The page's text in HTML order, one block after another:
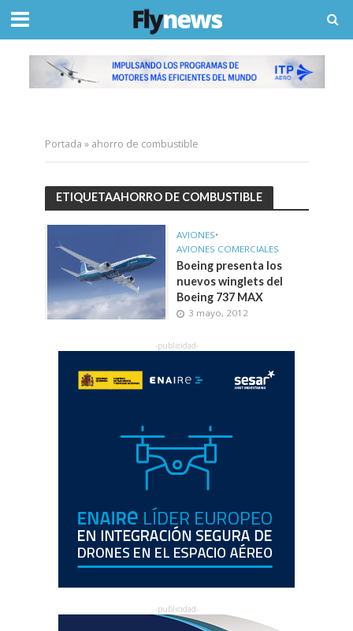
Portada » ahorro de combustible
ETIQUETAAHORRO DE COMBUSTIBLE
AVIONES•
AVIONES COMERCIALES
Boeing presenta los
nuevos winglets del
Boeing 737 MAX
3 mayo, 2012